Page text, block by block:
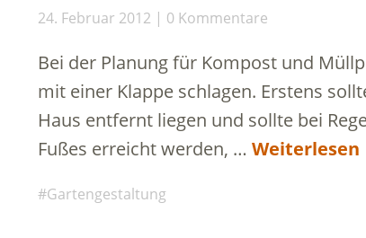
24. Februar 2012 0 Kommentare
Bei der Planung für Kompost und
mit einer Klappe schlagen. Erstens
Haus entfernt liegen und sollte bei
Fußes erreicht werden, … Weiterlesen
Gartengestaltung